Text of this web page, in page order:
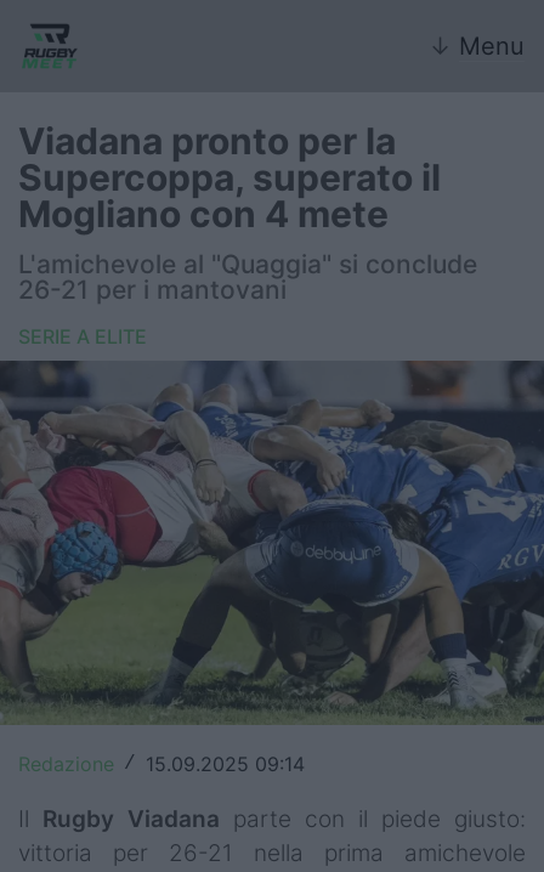
↓ Menu
Nazionale
Nazionali giovanili
Rugby Sevens
FIR
Internazionale
6 Nazioni
United Rugby Championship
Top14
Premiership
Champions Cup
Rugby World Cup
Viadana pronto per la
Supercoppa, superato il
Mogliano con 4 mete
L'amichevole al "Quaggia" si conclude
26-21 per i mantovani
SERIE A ELITE
Redazione / 15.09.2025 09:14
Il Rugby Viadana parte con il piede giusto:
vittoria per 26-21 nella prima amichevole